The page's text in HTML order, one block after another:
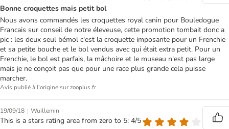
Bonne croquettes mais petit bol
Nous avons commandés les croquettes royal canin pour Bouledogue
Francais sur conseil de notre éleveuse, cette promotion tombait donc a
pic : les deux seul bémol c'est la croquette imposante pour un Frenchie
et sa petite bouche et le bol vendus avec qui était extra petit. Pour un
Frenchie, le bol est parfais, la mâchoire et le museau n'est pas large
mais je ne conçoit pas que pour une race plus grande cela puisse
marcher.
Avis publié à l'origine sur zooplus.fr
19/09/18 | Wuillemin
This is a stars rating area from zero to 5: 4/5